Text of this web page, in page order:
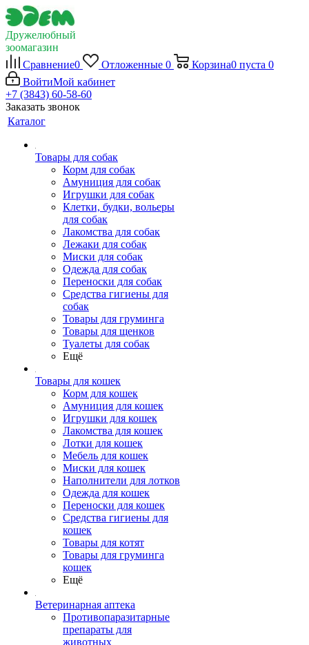
Дружелюбный
зоомагазин
Сравнение0 Отложенные 0 Корзина0 пуста 0
ВойтиМой кабинет
+7 (3843) 60-58-60
Заказать звонок
Каталог
Товары для собак
Корм для собак
Амуниция для собак
Игрушки для собак
Клетки, будки, вольеры
для собак
Лакомства для собак
Лежаки для собак
Миски для собак
Одежда для собак
Переноски для собак
Средства гигиены для
собак
Товары для груминга
Товары для щенков
Туалеты для собак
Ещё
Товары для кошек
Корм для кошек
Амуниция для кошек
Игрушки для кошек
Лакомства для кошек
Лотки для кошек
Мебель для кошек
Миски для кошек
Наполнители для лотков
Одежда для кошек
Переноски для кошек
Средства гигиены для
кошек
Товары для котят
Товары для груминга
кошек
Ещё
Ветеринарная аптека
Противопаразитарные
препараты для
животных